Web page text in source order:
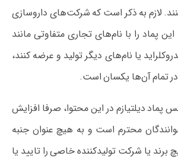
لازم به ذکر است که شرکت‌های داروسازی
پماد را با نام‌های تجاری متفاوتی مانند
یا نام‌های دیگر تولید و عرضه کنند،
در تمام آن‌ها یکسان است.
پماد دیلتیازم در این محتوا، صرفا افزایش
محترم است و به هیچ عنوان جنبه
برند یا شرکت تولیدکننده خاصی را تایید یا